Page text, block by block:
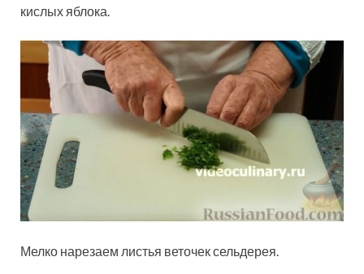
кислых яблока.
Мелко нарезаем листья веточек сельдерея.